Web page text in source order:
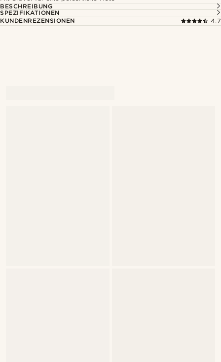
BESCHREIBUNG
SPEZIFIKATIONEN
KUNDENREZENSIONEN
4.7